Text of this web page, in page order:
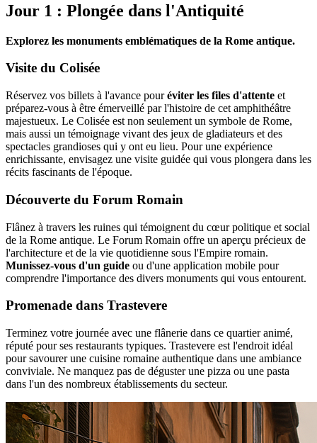
Jour 1 : Plongée dans l'Antiquité
Explorez les monuments emblématiques de la Rome antique.
Visite du Colisée
Réservez vos billets à l'avance pouréviter les files d'attente et
préparez-vous à être émerveillé par l'histoire de cet amphithéâtre
majestueux. Le Colisée est non seulement un symbole de Rome,
mais aussi un témoignage vivant des jeux de gladiateurs et des
spectacles grandioses qui y ont eu lieu. Pour une expérience
enrichissante, envisagez une visite guidée qui vous plongera dans les
récits fascinants de l'époque.
Découverte du Forum Romain
Flânez à travers les ruines qui témoignent du cœur politique et social
de la Rome antique. Le Forum Romain offre un aperçu précieux de
l'architecture et de la vie quotidienne sous l'Empire romain.
Munissez-vous d'un guide ou d'une application mobile pour
comprendre l'importance des divers monuments qui vous entourent.
Promenade dans Trastevere
Terminez votre journée avec une flânerie dans ce quartier animé,
réputé pour ses restaurants typiques. Trastevere est l'endroit idéal
pour savourer une cuisine romaine authentique dans une ambiance
conviviale. Ne manquez pas de déguster une pizza ou une pasta
dans l'un des nombreux établissements du secteur.